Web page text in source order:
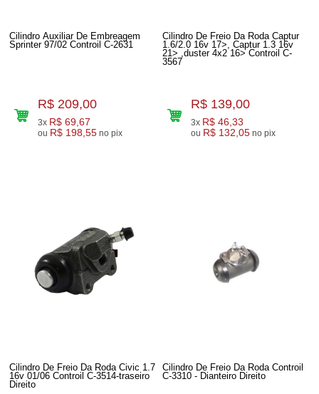
Cilindro Auxiliar De Embreagem
Sprinter 97/02 Controil C-2631
R$ 209,00
3x R$ 69,67
ou R$ 198,55 no pix
Cilindro De Freio Da Roda Captur
1.6/2.0 16v 17>, Captur 1.3 16v
21> ,duster 4x2 16> Controil C-
3567
R$ 139,00
3x R$ 46,33
ou R$ 132,05 no pix
Cilindro De Freio Da Roda Civic 1.7
16v 01/06 Controil C-3514-traseiro
Direito
Cilindro De Freio Da Roda Controil
C-3310 - Dianteiro Direito